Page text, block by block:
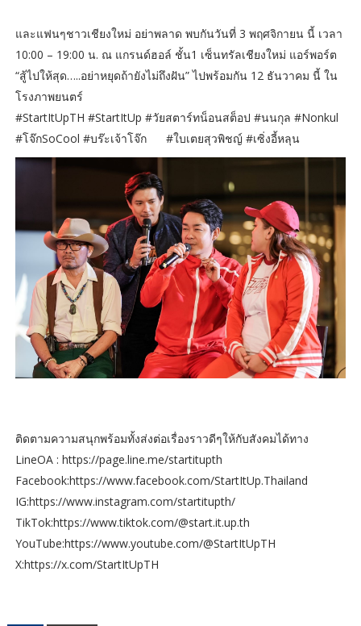
และแฟนๆชาวเชียงใหม่ อย่าพลาด พบกันวันที่ 3 พฤศจิกายน นี้ เวลา
10:00 – 19:00 น. ณ แกรนด์ฮอล์ ชั้น1 เซ็นทรัลเชียงใหม่ แอร์พอร์ต
​“สู้ไปให้สุด…..อย่าหยุดถ้ายังไม่ถึงฝัน” ไปพร้อมกัน 12 ธันวาคม นี้ ใน
โรงภาพยนตร์
​#StartItUpTH #StartItUp #วัยสตาร์ทน็อนสต็อป #นนกุล #Nonkul
#โจ๊กSoCool #บร๊ะเจ้าโจ๊ก #ใบเตยสุวพิชญ์ #เซิ่งอี้หลุน
​ติดตามความสนุกพร้อมทั้งส่งต่อเรื่องราวดีๆให้กับสังคมได้ทาง
​LineOA : ​https://page.line.me/startitupth
​Facebook:​https://www.facebook.com/StartItUp.Thailand​
​IG:​​https://www.instagram.com/startitupth/
​TikTok:​​https://www.tiktok.com/@start.it.up.th
​YouTube:​https://www.youtube.com/@StartItUpTH
​X:​​https://x.com/StartItUpTH